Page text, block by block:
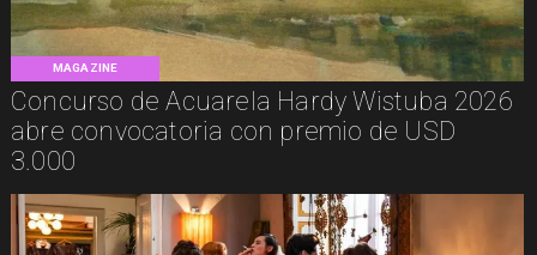
MAGAZINE
Concurso de Acuarela Hardy Wistuba 2026
abre convocatoria con premio de USD
3.000